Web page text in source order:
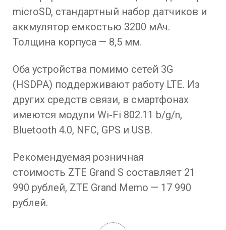
microSD, стандартный набор датчиков и
аккмулятор емкостью 3200 мАч.
Толщина корпуса — 8,5 мм.
Оба устройства помимо сетей 3G
(HSDPA) поддерживают работу LTE. Из
других средств связи, в смартфонах
имеются модули Wi-Fi 802.11 b/g/n,
Bluetooth 4.0, NFC, GPS и USB.
Рекомендуемая розничная
стоимость ZTE Grand S составляет 21
990 рублей, ZTE Grand Memo — 17 990
рублей.